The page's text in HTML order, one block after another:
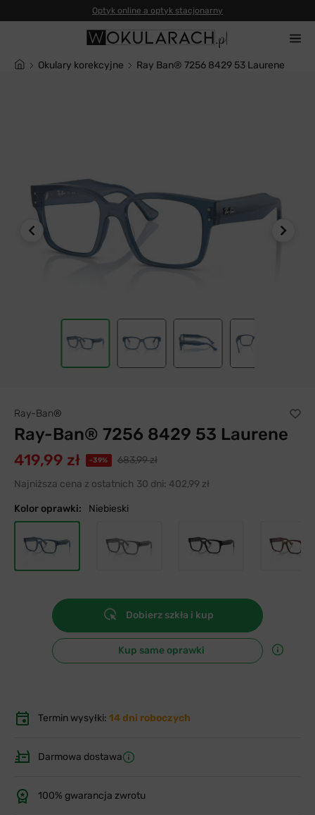
Okulary korekcyjne Ray Ban® 7256 8429 53 Laurene
Ray-Ban®
Ray-Ban® 7256 8429 53 Laurene
419,99 zł -39%
683,99 zł
Najniższa cena z ostatnich 30 dni: 402,99 zł
Kolor oprawki: Niebieski
Dobierz szkła i kup
Kup same oprawki
Termin wysyłki: 14 dni roboczych
Darmowa dostawa
100% gwarancja zwrotu